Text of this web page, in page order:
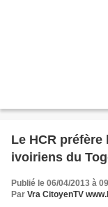
Le HCR
ivoiriens du
Publié le 06/04/2013 à
Par Vra CitoyenTV